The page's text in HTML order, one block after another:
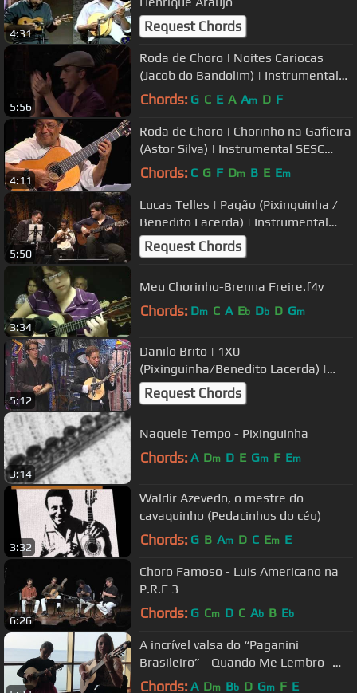
4:31 Request Chords
5:56
Roda de Choro | Noites Cariocas
(Jacob do Bandolim) | Instrumental
SESC Brasil
Chords: G C E A Am D F
4:11
Roda de Choro | Chorinho na Gafieira
(Astor Silva) | Instrumental SESC
Brasil
Chords: C G F Dm B E Em
5:50
Lucas Telles | Pagão (Pixinguinha /
Benedito Lacerda) | Instrumental
Sesc Brasil
Request Chords
3:34
Meu Chorinho-Brenna Freire.f4v
Chords: Dm C A Eb Db D Gm
5:12
Danilo Brito | 1X0
(Pixinguinha/Benedito Lacerda) |
Instrumental SESC Brasil
Request Chords
3:14
Naquele Tempo - Pixinguinha
Chords: A Dm D E Gm F Em
3:32
Waldir Azevedo, o mestre do
cavaquinho (Pedacinhos do céu)
Chords: G B Am D C Em E
6:26
Choro Famoso - Luis Americano na
P.R.E 3
Chords: G Cm D C Ab B Eb
A incrível valsa do “Paganini
Brasileiro” - Quando Me Lembro -
Choro das 3 USA Tour 2016
Chords: A Dm Bb D Gm F E